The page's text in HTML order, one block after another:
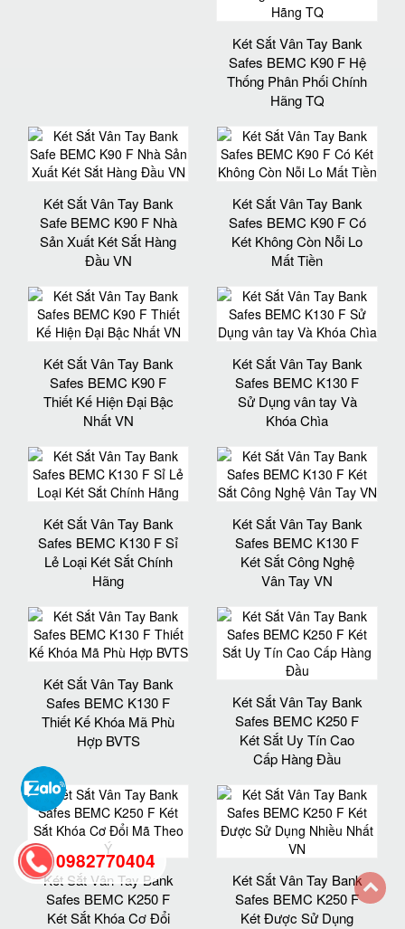
Két Sắt Vân Tay Bank
Safes BEMC K90 F Hệ
Thống Phân Phối Chính
Hãng TQ
Két Sắt Vân Tay Bank
Safe BEMC K90 F Nhà
Sản Xuất Két Sắt Hàng
Đầu VN
Két Sắt Vân Tay Bank
Safes BEMC K90 F Có
Két Không Còn Nỗi Lo
Mất Tiền
Két Sắt Vân Tay Bank
Safes BEMC K90 F
Thiết Kế Hiện Đại Bậc
Nhất VN
Két Sắt Vân Tay Bank
Safes BEMC K130 F
Sử Dụng vân tay Và
Khóa Chìa
Két Sắt Vân Tay Bank
Safes BEMC K130 F Sỉ
Lẻ Loại Két Sắt Chính
Hãng
Két Sắt Vân Tay Bank
Safes BEMC K130 F
Két Sắt Công Nghệ
Vân Tay VN
Két Sắt Vân Tay Bank
Safes BEMC K130 F
Thiết Kế Khóa Mã Phù
Hợp BVTS
Két Sắt Vân Tay Bank
Safes BEMC K250 F
Két Sắt Uy Tín Cao
Cấp Hàng Đầu
Két Sắt Vân Tay Bank
Safes BEMC K250 F
Két Sắt Khóa Cơ Đổi
Két Sắt Vân Tay Bank
Safes BEMC K250 F
Két Được Sử Dụng
0982770404